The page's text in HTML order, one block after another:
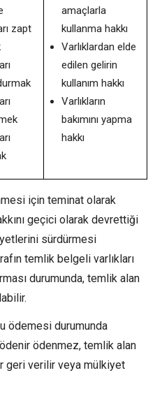
zapt
amaçlarla
kullanma hakkı
Varlıklardan elde
edilen gelirin
kullanım hakkı
Varlıkların
bakımını yapma
hakkı
için teminat olarak
geçici olarak devrettiği
sürdürmesi
temlik belgeli varlıkları
durumunda, temlik alan
ödemesi durumunda
ödenir ödenmez, temlik alan
geri verilir veya mülkiyet